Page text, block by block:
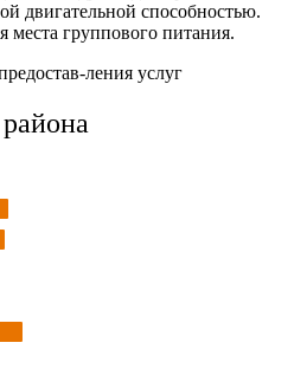
двигательной способностью.
места группового питания.
ления услуг